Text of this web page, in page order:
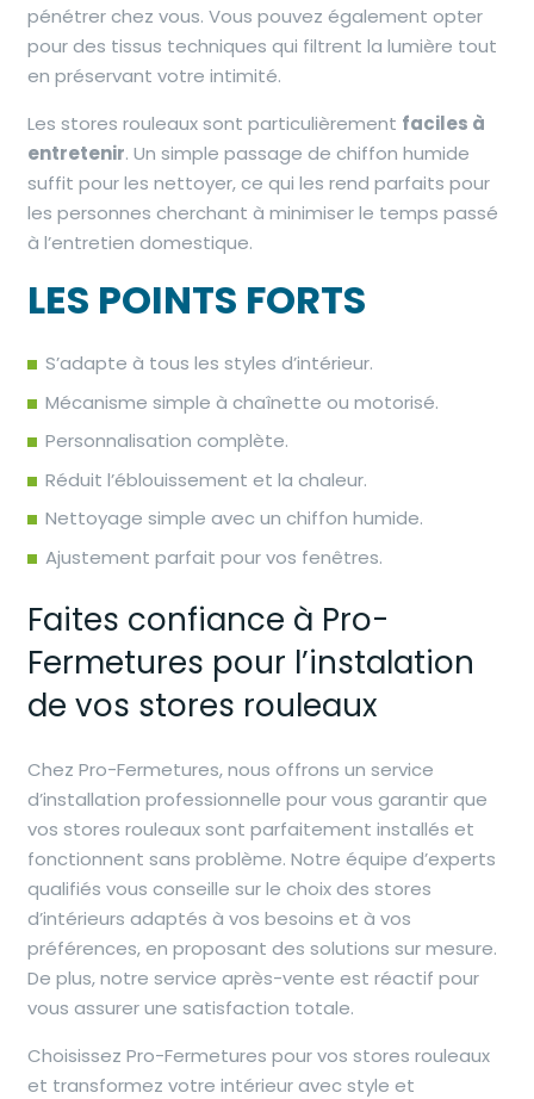
pénétrer chez vous. Vous pouvez également opter
pour des tissus techniques qui filtrent la lumière tout
en préservant votre intimité.
Les stores rouleaux sont particulièrement faciles à
entretenir. Un simple passage de chiffon humide
suffit pour les nettoyer, ce qui les rend parfaits pour
les personnes cherchant à minimiser le temps passé
à l’entretien domestique.
LES POINTS FORTS
S’adapte à tous les styles d’intérieur.
Mécanisme simple à chaînette ou motorisé.
Personnalisation complète.
Réduit l’éblouissement et la chaleur.
Nettoyage simple avec un chiffon humide.
Ajustement parfait pour vos fenêtres.
Faites confiance à Pro-
Fermetures pour l’instalation
de vos stores rouleaux
Chez Pro-Fermetures, nous offrons un service
d’installation professionnelle pour vous garantir que
vos stores rouleaux sont parfaitement installés et
fonctionnent sans problème. Notre équipe d’experts
qualifiés vous conseille sur le choix des stores
d’intérieurs adaptés à vos besoins et à vos
préférences, en proposant des solutions sur mesure.
De plus, notre service après-vente est réactif pour
vous assurer une satisfaction totale.
Choisissez Pro-Fermetures pour vos stores rouleaux
et transformez votre intérieur avec style et